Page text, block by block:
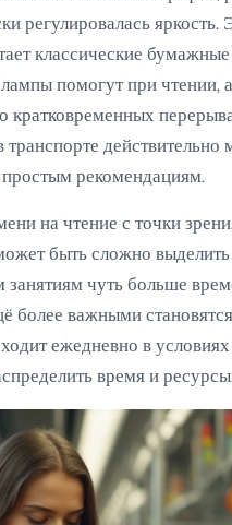
регулировалась
классические
помогут при чтении,
кратковременных
действительно
простым рекомендациям.
на чтение с точки
быть сложно
занятиям чуть больше
более важными
ежедневно в
время и